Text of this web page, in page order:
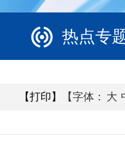
热点专
【打印】 【字体： 大